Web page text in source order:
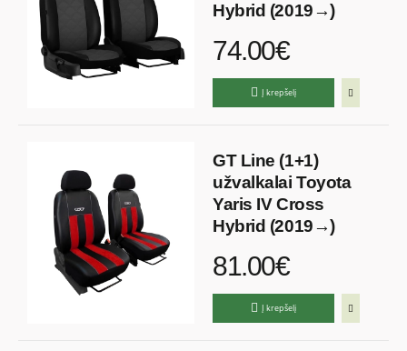
Hybrid (2019→)
74.00€
Į krepšelį
GT Line (1+1)
užvalkalai Toyota
Yaris IV Cross
Hybrid (2019→)
81.00€
Į krepšelį